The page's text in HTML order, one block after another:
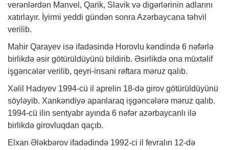
verənlərdən Manvel, Qarik, Slavik və digərlərinin adlarını
xatırlayır. İyirmi yeddi gündən sonra Azərbaycana təhvil
verilib.
Mahir Qarayev isə ifadəsində Horovlu kəndində 6 nəfərlə
birlikdə əsir götürüldüyünü bildirib. Əsirlikdə ona müxtəlif
işgəncələr verilib, qeyri-insani rəftara məruz qalıb.
Xəlil Hadıyev 1994-cü il aprelin 18-də girov götürüldüyünü
söyləyib. Xankəndiyə aparılaraq işgəncələrə məruz qalıb.
1994-cü ilin sentyabr ayında 6 nəfər azərbaycanlı ilə
birlikdə girovluqdan qaçıb.
Elxan Ələkbərov ifadədində 1992-ci il fevralın 12-də